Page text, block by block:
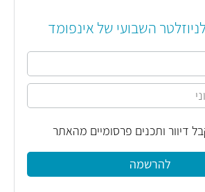
השבועי של אינפומד
דיוור ותכנים פרסומיים מהאתר
להרשמה